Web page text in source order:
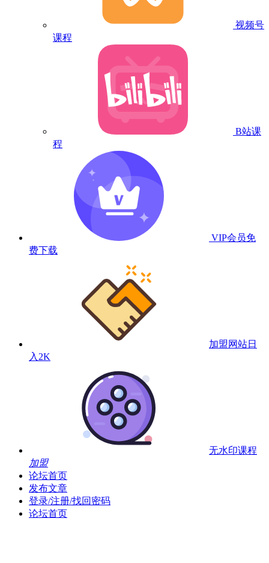
视频号
课程
B站课
程
VIP会员免
费下载
加盟网站日
入2K
无水印课程
加盟
论坛首页
发布文章
登录/注册/找回密码
论坛首页